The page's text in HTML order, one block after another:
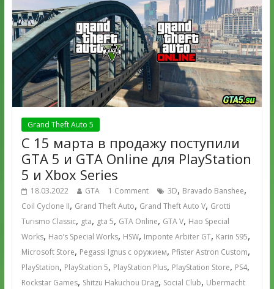
Grand Theft Auto 5
С 15 марта в продажу поступили
GTA 5 и GTA Online для PlayStation
5 и Xbox Series
18.03.2022 GTA 1 Comment 3D, Bravado Banshee,
Coil Cyclone II, Grand Theft Auto, Grand Theft Auto V, Grotti
Turismo Classic, gta, gta 5, GTA Online, GTA V, Hao Special
Works, Hao’s Special Works, HSW, Imponte Arbiter GT, Karin S95,
Microsoft Store, Pegassi Ignus с оружием, Pfister Astron Custom,
PlayStation, PlayStation 5, PlayStation Plus, PlayStation Store, PS4,
Rockstar Games, Shitzu Hakuchou Drag, Social Club, Ubermacht